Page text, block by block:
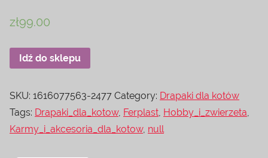
zł99.00
Idź do sklepu
SKU: 1616077563-2477 Category: Drapaki dla kotów
Tags: Drapaki_dla_kotow, Ferplast, Hobby_i_zwierzeta,
Karmy_i_akcesoria_dla_kotow, null